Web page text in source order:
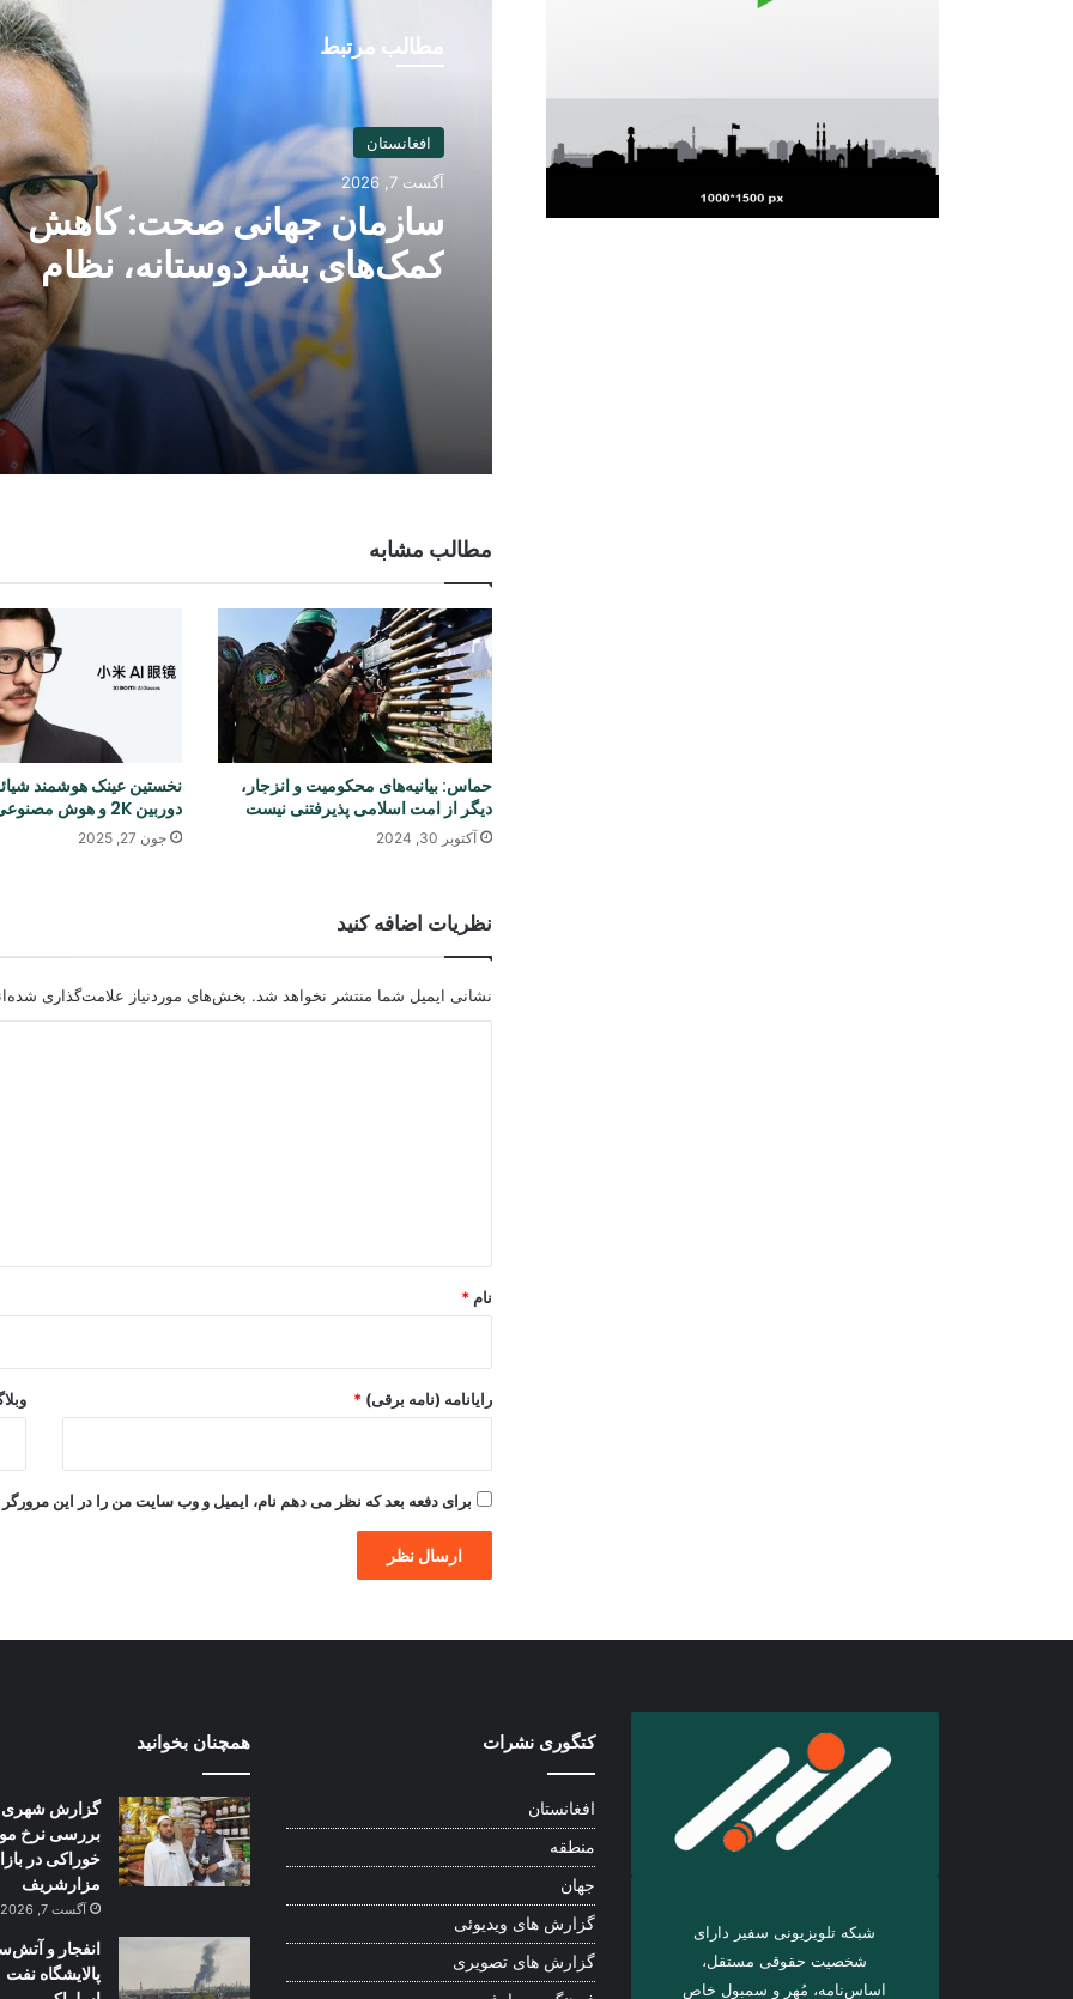
مطالب مرتبط
افغانستان
آگست 7, 2026
سازمان جهانی صحت: کاهش
کمک‌های بشردوستانه، نظام
صحی افغانستان را با چالش
روبه‌رو کرده است
مطالب مشابه
حماس: بیانیه‌های محکومیت و انزجار،
دیگر از امت اسلامی پذیرفتنی نیست
آکتوبر 30, 2024
نخستین عینک هوشمند
دوربین 2K و هوش مصنوعی
جون 27, 2025
نظریات اضافه کنید
نشانی ایمیل شما منتشر نخواهد شد. بخش‌های موردنیاز علامت‌گذاری
نام *
رایانامه (نامه برقی) *
برای دفعه بعد که نظر می دهم نام، ایمیل و وب سایت من را در این مرورگر
شبکه تلویزیونی سفیر دارای
شخصیت حقوقی مستقل،
اساس‌نامه، مُهر و سمبول خاص
کتگوری نشرات
افغانستان
منطقه
جهان
گزارش های ویدیوئی
گزارش های تصویری
همچنان بخوانید
گزارش
بررسی نرخ
خوراکی در
مزارشریف
آگست 7, 2026
انفجار و
پالایشگاه نفت